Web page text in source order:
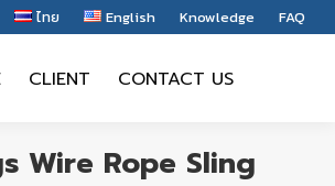
ไทย English Knowledge FAQ
CLIENT CONTACT US
Wire Rope Sling